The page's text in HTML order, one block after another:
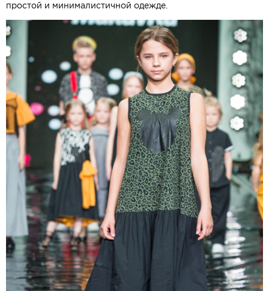
простой и минималистичной одежде.